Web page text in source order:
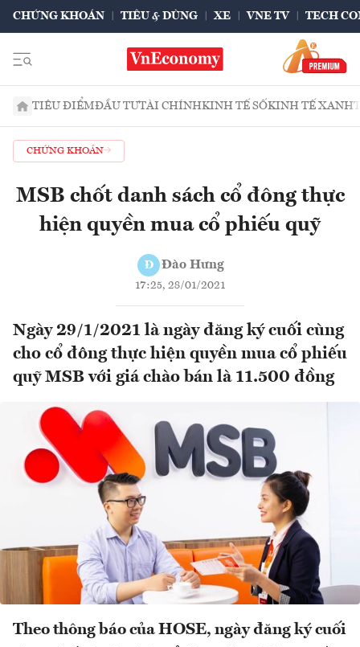
CHỨNG KHOÁN TIÊU & DÙNG XE VNE TV TECH
TIÊU ĐIỂMĐẦU TƯTÀI CHÍNHKINH TẾ SỐKINH TẾ XANH
CHỨNG KHOÁN
MSB chốt danh sách cổ đông thực
hiện quyền mua cổ phiếu quỹ
Đ Đào Hưng
17:25, 28/01/2021
Ngày 29/1/2021 là ngày đăng ký cuối cùng
cho cổ đông thực hiện quyền mua cổ phiếu
quỹ MSB với giá chào bán là 11.500 đồng
Theo thông báo của HOSE, ngày đăng ký cuối